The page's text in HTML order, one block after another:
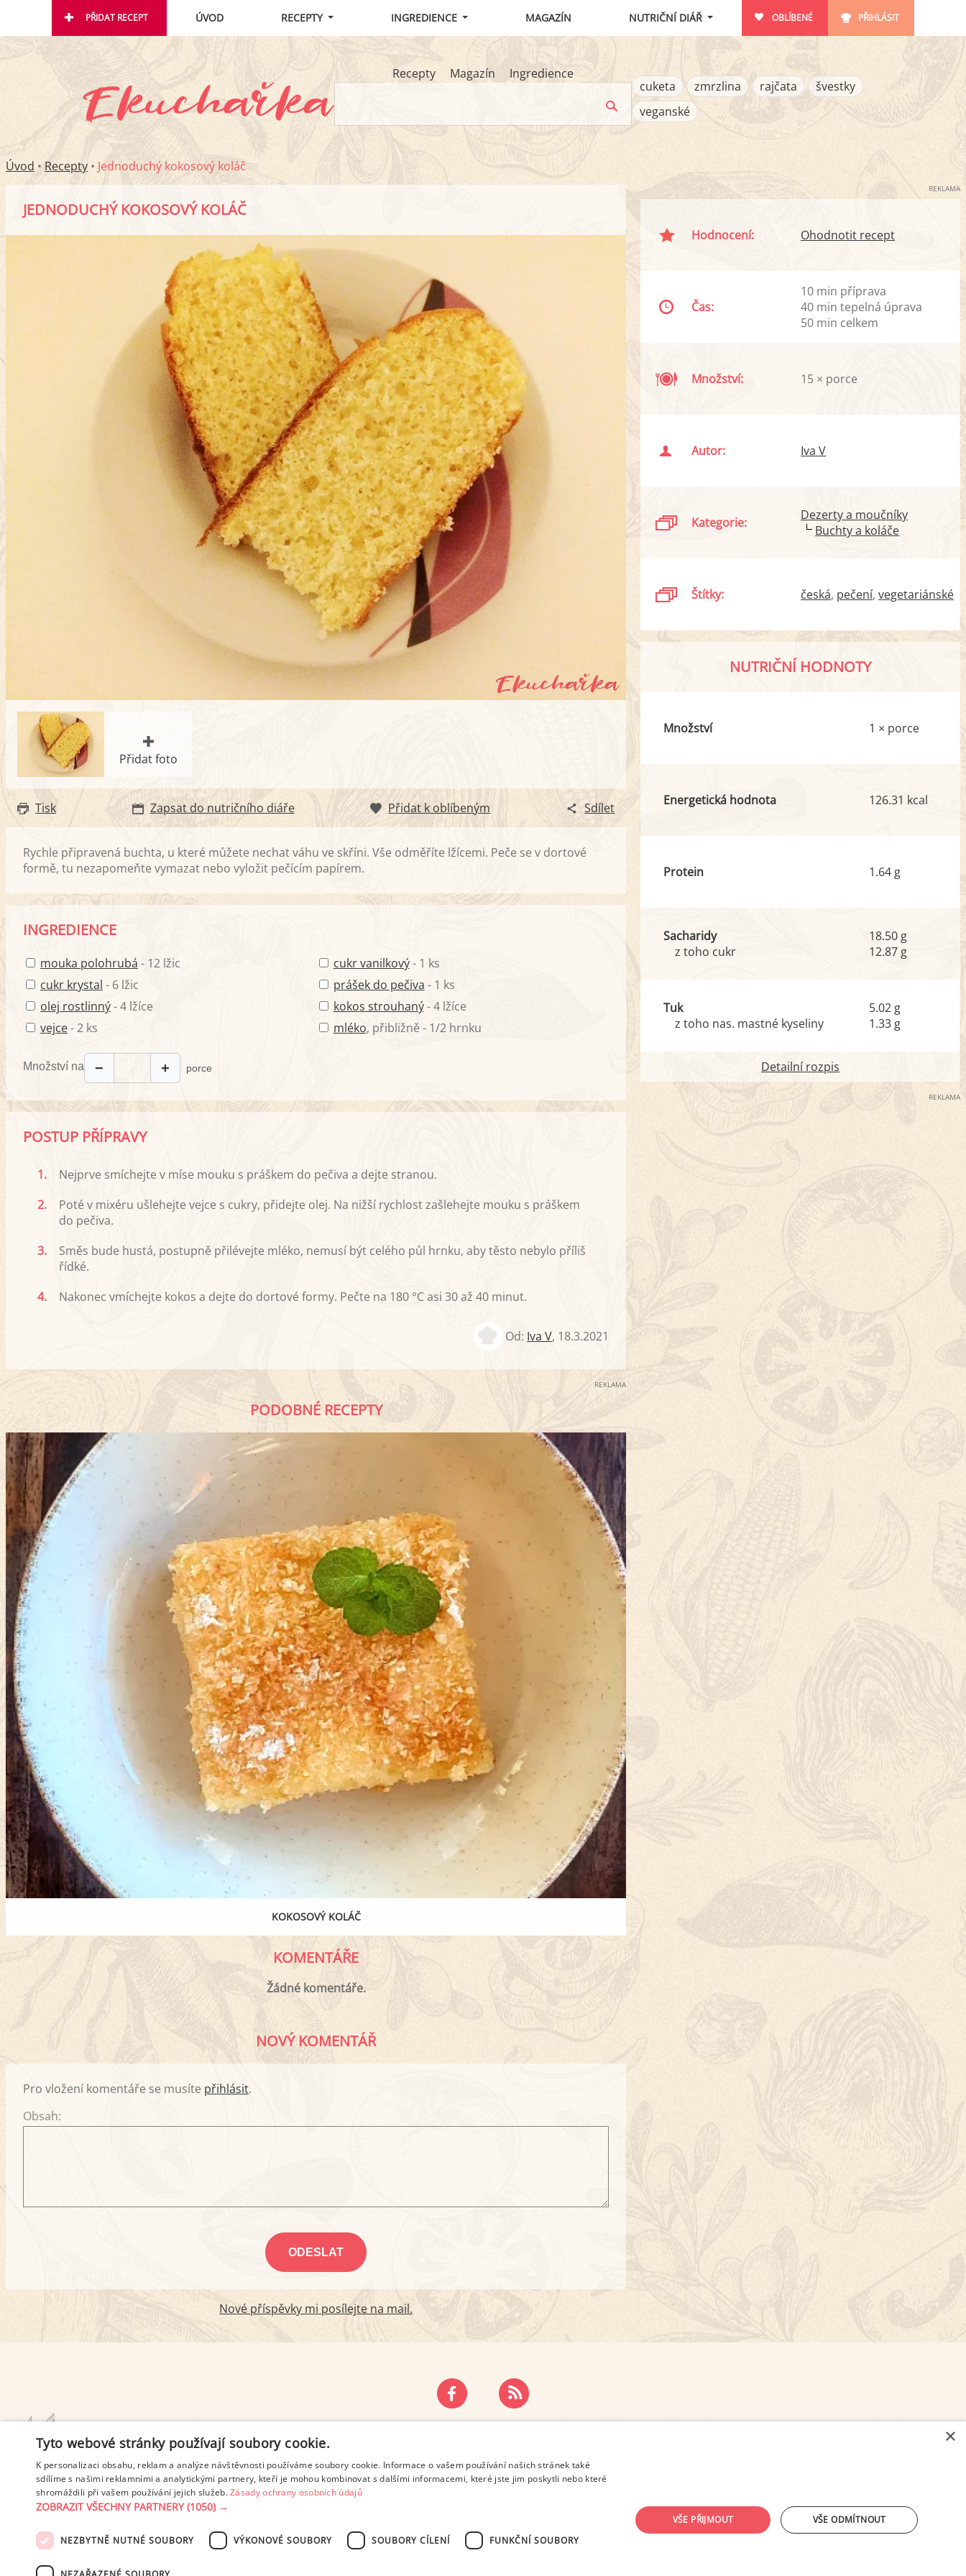
PŘIDAT RECEPT ÚVOD RECEPTY INGREDIENCE MAGAZÍN NUTRIČNÍ DIÁŘ OBLÍBENÉ PŘIHLÁSIT
Recepty Magazín
Ingredience
cuketa
zmrzlina rajčata
švestky
veganské
Úvod • Recepty • Jednoduchý kokosový koláč
JEDNODUCHÝ KOKOSOVÝ KOLÁČ
Přidat foto
Tisk Zapsat do nutričního diáře Přidat k oblíbeným Sdílet
Rychle připravená buchta, u které můžete nechat váhu ve skříni. Vše odměříte lžícemi. Peče se v dortové
formě, tu nezapomeňte vymazat nebo vyložit pečícím papírem.
INGREDIENCE
mouka polohrubá - 12 lžic
cukr krystal - 6 lžic
olej rostlinný- 4 lžíce
vejce- 2 ks
cukr vanilkový- 1 ks
prášek do pečiva - 1 ks
kokos strouhaný- 4 lžíce
mléko, přibližně - 1/2 hrnku
Množství na − + porce
POSTUP PŘÍPRAVY
1.
Nejprve smíchejte v míse mouku s práškem do pečiva a dejte stranou.
2.
Poté v mixéru ušlehejte vejce s cukry, přidejte olej. Na nižší rychlost zašlehejte mouku s práškem
do pečiva.
3.
Směs bude hustá, postupně přilévejte mléko, nemusí být celého půl hrnku, aby těsto nebylo příliš
řídké.
4.
Nakonec vmíchejte kokos a dejte do dortové formy. Pečte na 180 °C asi 30 až 40 minut.
Od: Iva V, 18.3.2021
REKLAMA
PODOBNÉ RECEPTY
KOKOSOVÝ KOLÁČ
KOMENTÁŘE
Žádné komentáře.
NOVÝ KOMENTÁŘ
Pro vložení komentáře se musíte přihlásit.
Obsah:
Nové příspěvky mi posílejte na mail.
REKLAMA
Hodnocení: Ohodnotit recept
Čas:
10 min příprava
40 min tepelná úprava
50 min celkem
Množství: 15 × porce
Autor: Iva V
Kategorie:
Dezerty a moučníky
Buchty a koláče
Štítky: česká pečení vegetariánské
NUTRIČNÍ HODNOTY
Množství 1 × porce
Energetická hodnota 126.31 kcal
Protein 1.64 g
Sacharidy
z toho cukr
18.50 g
12.87 g
Tuk
z toho nas. mastné kyseliny
5.02 g
1.33 g
Detailní rozpis
REKLAMA
PODMÍNKY UŽITÍ ZÁSADY OCHRANY OSOBNÍCH ÚDAJŮ ×
Tyto webové stránky používají soubory cookie.
K personalizaci obsahu, reklam a analýze návštěvnosti používáme soubory cookie. Informace o vašem používání našich stránek také
sdílíme s našimi reklamními a analytickými partnery, kteří je mohou kombinovat s dalšími informacemi, které jste jim poskytli nebo které
shromáždili při vašem používání jejich služeb.Zásady ochrany osobních údajů
ZOBRAZIT VŠECHNY PARTNERY(1050) →
NEZBYTNĚ NUTNÉ SOUBORY VÝKONOVÉ SOUBORY SOUBORY CÍLENÍ FUNKČNÍ SOUBORY
VŠE PŘIJMOUT VŠE ODMÍTNOUT